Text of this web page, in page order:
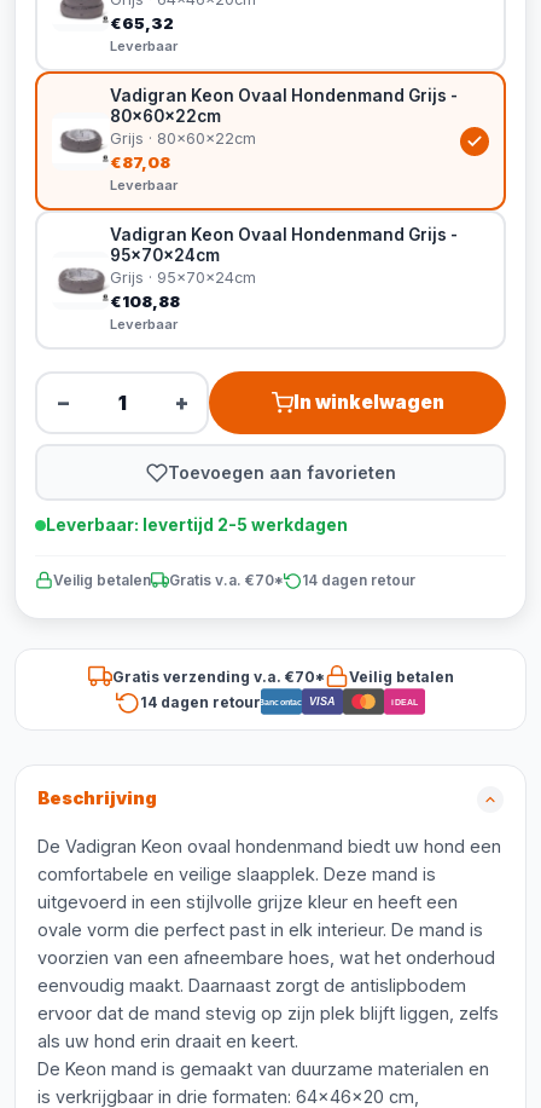
€65,32
Leverbaar
Vadigran Keon Ovaal Hondenmand Grijs -
80x60x22cm
Grijs · 80x60x22cm
€87,08
Leverbaar
Vadigran Keon Ovaal Hondenmand Grijs -
95x70x24cm
Grijs · 95x70x24cm
€108,88
Leverbaar
− + In winkelwagen
Toevoegen aan favorieten
Leverbaar: levertijd 2-5 werkdagen
Veilig betalen Gratis v.a. €70* 14 dagen retour
Gratis verzending v.a. €70*
Veilig betalen
14 dagen retourBancontact VISA iDEAL
Beschrijving
De Vadigran Keon ovaal hondenmand biedt uw hond een
comfortabele en veilige slaapplek. Deze mand is
uitgevoerd in een stijlvolle grijze kleur en heeft een
ovale vorm die perfect past in elk interieur. De mand is
voorzien van een afneembare hoes, wat het onderhoud
eenvoudig maakt. Daarnaast zorgt de antislipbodem
ervoor dat de mand stevig op zijn plek blijft liggen, zelfs
als uw hond erin draait en keert.
De Keon mand is gemaakt van duurzame materialen en
is verkrijgbaar in drie formaten: 64x46x20 cm,